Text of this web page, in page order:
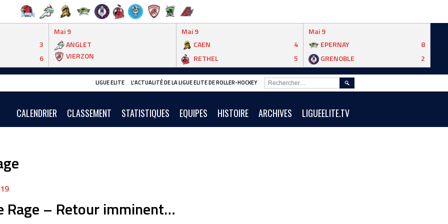
3
6
Mai 9
ANGLET
VIERZON
Mai 9
CAEN
4
RETHEL
5
Mai 9
EPERNAY
8
GRENOBLE
2
LIGUE ELITE L'ACTUALITÉ DE LA LIGUE ELITE DE ROLLER-HOCKEY
CALENDRIER CLASSEMENT STATISTIQUES EQUIPES HISTOIRE ARCHIVES LIGUEELITE.TV
RECHERCHER :
Rage – Retour imminent…